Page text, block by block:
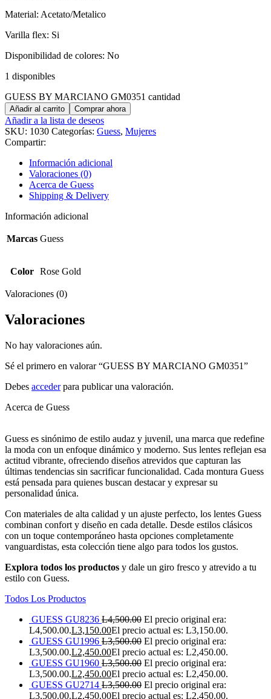
Material: Acetato/Metalico
Varilla flex: Si
Disponibilidad de colores: No
1 disponibles
GUESS BY MARCIANO GM0351 cantidad
Añadir al carrito Comprar ahora
Añadir a la lista de deseos
SKU: 1030 Categorías: Guess, Mujeres
Compartir:
Información adicional
Valoraciones (0)
Acerca de Guess
Shipping & Delivery
Información adicional
Marcas Guess
Color Rose Gold
Valoraciones (0)
Valoraciones
No hay valoraciones aún.
Sé el primero en valorar “GUESS BY MARCIANO GM0351”
Debes accederpara publicar una valoración.
Acerca de Guess
Guess es sinónimo de estilo audaz y juvenil, una marca que redefine
la moda con un enfoque dinámico y moderno. Sus lentes reflejan esa
actitud vibrante, ofreciendo diseños atrevidos que capturan las
últimas tendencias sin sacrificar funcionalidad. Cada montura Guess
está pensada para quienes buscan destacar y expresar su
personalidad única.
Con materiales de alta calidad y un ajuste perfecto, los lentes Guess
combinan confort y diseño en cada detalle. Desde estilos clásicos
con un toque contemporáneo hasta opciones completamente
vanguardistas, esta colección tiene algo para todos los gustos.
Explora todos los productos y dale un giro fresco y atrevido a tu
estilo con Guess.
Todos Los Productos
GUESS GU8236 L4,500.00 El precio original era:
L4,500.00.L3,150.00El precio actual es: L3,150.00.
GUESS GU1996 L3,500.00 El precio original era:
L3,500.00.L2,450.00El precio actual es: L2,450.00.
GUESS GU1960 L3,500.00 El precio original era:
L3,500.00.L2,450.00El precio actual es: L2,450.00.
GUESS GU2714 L3,500.00 El precio original era:
L3,500.00.L2,450.00El precio actual es: L2,450.00.